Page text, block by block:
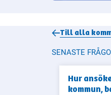
Till alla
SENASTE
Hur
kommun,